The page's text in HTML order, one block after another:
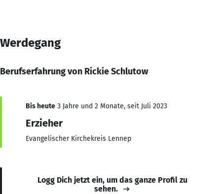
Werdegang
Berufserfahrung von Rickie Schlutow
Bis heute 3 Jahre und 2 Monate, seit Juli 2023
Erzieher
Evangelischer Kirchekreis Lennep
Logg Dich jetzt ein, um das ganze Profil zu
sehen.